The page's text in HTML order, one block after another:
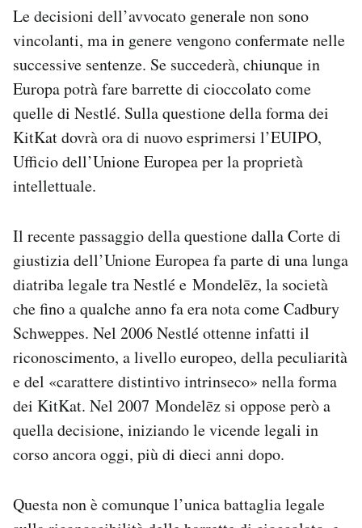
Le decisioni dell’avvocato generale non sono
vincolanti, ma in genere vengono confermate nelle
successive sentenze. Se succederà, chiunque in
Europa potrà fare barrette di cioccolato come
quelle di Nestlé. Sulla questione della forma dei
KitKat dovrà ora di nuovo esprimersi l’EUIPO,
Ufficio dell’Unione Europea per la proprietà
intellettuale.
Il recente passaggio della questione dalla Corte di
giustizia dell’Unione Europea fa parte di una lunga
diatriba legale tra Nestlé e Mondelēz, la società
che fino a qualche anno fa era nota come Cadbury
Schweppes. Nel 2006 Nestlé ottenne infatti il
riconoscimento, a livello europeo, della peculiarità
e del «carattere distintivo intrinseco» nella forma
dei KitKat. Nel 2007 Mondelēz si oppose però a
quella decisione, iniziando le vicende legali in
corso ancora oggi, più di dieci anni dopo.
Questa non è comunque l’unica battaglia legale